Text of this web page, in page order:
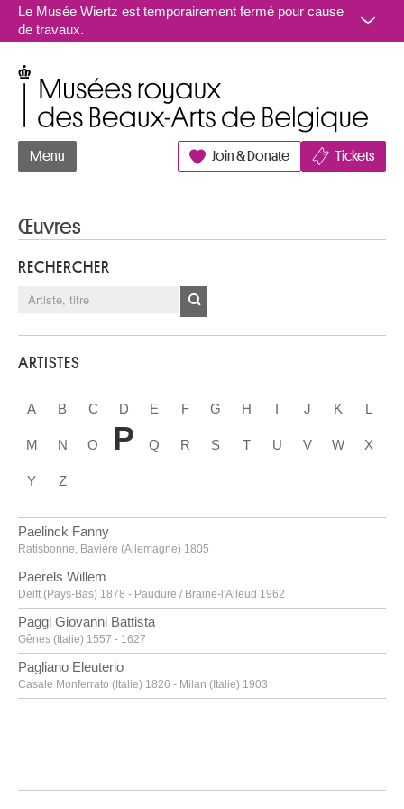
Aller au contenu
Le Musée Wiertz est temporairement fermé pour cause
de travaux.
Menu Join & Donate Tickets
Œuvres
RECHERCHER
ARTISTES
A B C D E F G H I J K L
M N O P Q R S T U V W X
Y Z
Paelinck Fanny
Ratisbonne, Bavière (Allemagne) 1805
Paerels Willem
Delft (Pays-Bas) 1878 - Paudure / Braine-l'Alleud 1962
Paggi Giovanni Battista
Gênes (Italie) 1557 - 1627
Pagliano Eleuterio
Casale Monferrato (Italie) 1826 - Milan (Italie) 1903